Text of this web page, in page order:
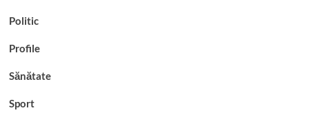
Politic
Profile
Sănătate
Sport